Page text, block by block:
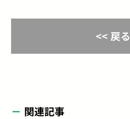
<< 戻る
関連記事